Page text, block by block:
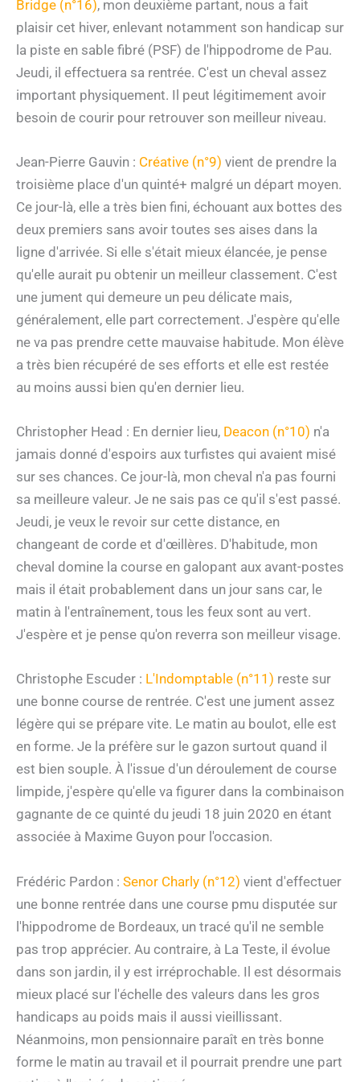
Bridge (n°16), mon deuxième partant, nous a fait
plaisir cet hiver, enlevant notamment son handicap sur
la piste en sable fibré (PSF) de l'hippodrome de Pau.
Jeudi, il effectuera sa rentrée. C'est un cheval assez
important physiquement. Il peut légitimement avoir
besoin de courir pour retrouver son meilleur niveau.
Jean-Pierre Gauvin : Créative (n°9) vient de prendre la
troisième place d'un quinté+ malgré un départ moyen.
Ce jour-là, elle a très bien fini, échouant aux bottes des
deux premiers sans avoir toutes ses aises dans la
ligne d'arrivée. Si elle s'était mieux élancée, je pense
qu'elle aurait pu obtenir un meilleur classement. C'est
une jument qui demeure un peu délicate mais,
généralement, elle part correctement. J'espère qu'elle
ne va pas prendre cette mauvaise habitude. Mon élève
a très bien récupéré de ses efforts et elle est restée
au moins aussi bien qu'en dernier lieu.
Christopher Head : En dernier lieu, Deacon (n°10) n'a
jamais donné d'espoirs aux turfistes qui avaient misé
sur ses chances. Ce jour-là, mon cheval n'a pas fourni
sa meilleure valeur. Je ne sais pas ce qu'il s'est passé.
Jeudi, je veux le revoir sur cette distance, en
changeant de corde et d'œillères. D'habitude, mon
cheval domine la course en galopant aux avant-postes
mais il était probablement dans un jour sans car, le
matin à l'entraînement, tous les feux sont au vert.
J'espère et je pense qu'on reverra son meilleur visage.
Christophe Escuder : L'Indomptable (n°11) reste sur
une bonne course de rentrée. C'est une jument assez
légère qui se prépare vite. Le matin au boulot, elle est
en forme. Je la préfère sur le gazon surtout quand il
est bien souple. À l'issue d'un déroulement de course
limpide, j'espère qu'elle va figurer dans la combinaison
gagnante de ce quinté du jeudi 18 juin 2020 en étant
associée à Maxime Guyon pour l'occasion.
Frédéric Pardon : Senor Charly (n°12) vient d'effectuer
une bonne rentrée dans une course pmu disputée sur
l'hippodrome de Bordeaux, un tracé qu'il ne semble
pas trop apprécier. Au contraire, à La Teste, il évolue
dans son jardin, il y est irréprochable. Il est désormais
mieux placé sur l'échelle des valeurs dans les gros
handicaps au poids mais il aussi vieillissant.
Néanmoins, mon pensionnaire paraît en très bonne
forme le matin au travail et il pourrait prendre une part